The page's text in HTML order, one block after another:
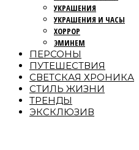
УКРАШЕНИЯ
УКРАШЕНИЯ И ЧАСЫ
ХОРРОР
ЭМИНЕМ
ПЕРСОНЫ
ПУТЕШЕСТВИЯ
СВЕТСКАЯ ХРОНИКА
СТИЛЬ ЖИЗНИ
ТРЕНДЫ
ЭКСКЛЮЗИВ